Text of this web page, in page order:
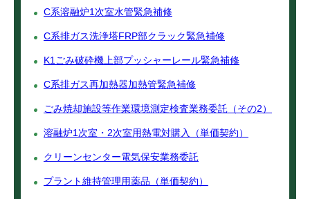
C系溶融炉1次室水管緊急補修
C系排ガス洗浄塔FRP部クラック緊急補修
K1ごみ破砕機上部プッシャーレール緊急補修
C系排ガス再加熱器加熱管緊急補修
ごみ焼却施設等作業環境測定検査業務委託（その2）
溶融炉1次室・2次室用熱電対購入（単価契約）
クリーンセンター電気保安業務委託
プラント維持管理用薬品（単価契約）